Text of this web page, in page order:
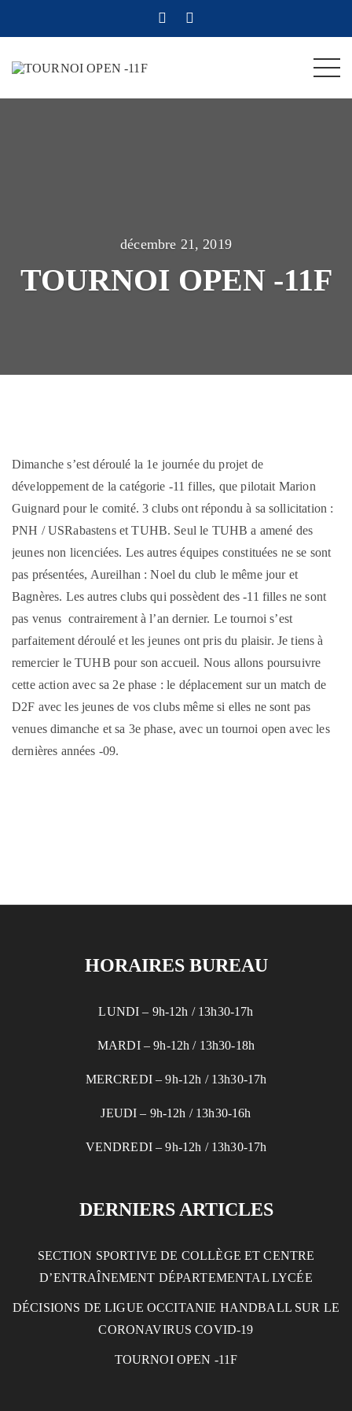
décembre 21, 2019
TOURNOI OPEN -11F
Dimanche s’est déroulé la 1e journée du projet de
développement de la catégorie -11 filles, que pilotait Marion
Guignard pour le comité. 3 clubs ont répondu à sa sollicitation :
PNH / USRabastens et TUHB. Seul le TUHB a amené des
jeunes non licenciées. Les autres équipes constituées ne se sont
pas présentées, Aureilhan : Noel du club le même jour et
Bagnères. Les autres clubs qui possèdent des -11 filles ne sont
pas venus contrairement à l’an dernier. Le tournoi s’est
parfaitement déroulé et les jeunes ont pris du plaisir. Je tiens à
remercier le TUHB pour son accueil. Nous allons poursuivre
cette action avec sa 2e phase : le déplacement sur un match de
D2F avec les jeunes de vos clubs même si elles ne sont pas
venues dimanche et sa 3e phase, avec un tournoi open avec les
dernières années -09.
HORAIRES BUREAU
LUNDI – 9h-12h / 13h30-17h
MARDI – 9h-12h / 13h30-18h
MERCREDI – 9h-12h / 13h30-17h
JEUDI – 9h-12h / 13h30-16h
VENDREDI – 9h-12h / 13h30-17h
DERNIERS ARTICLES
SECTION SPORTIVE DE COLLÈGE ET CENTRE
D’ENTRAÎNEMENT DÉPARTEMENTAL LYCÉE
DÉCISIONS DE LIGUE OCCITANIE HANDBALL SUR LE
CORONAVIRUS COVID-19
TOURNOI OPEN -11F